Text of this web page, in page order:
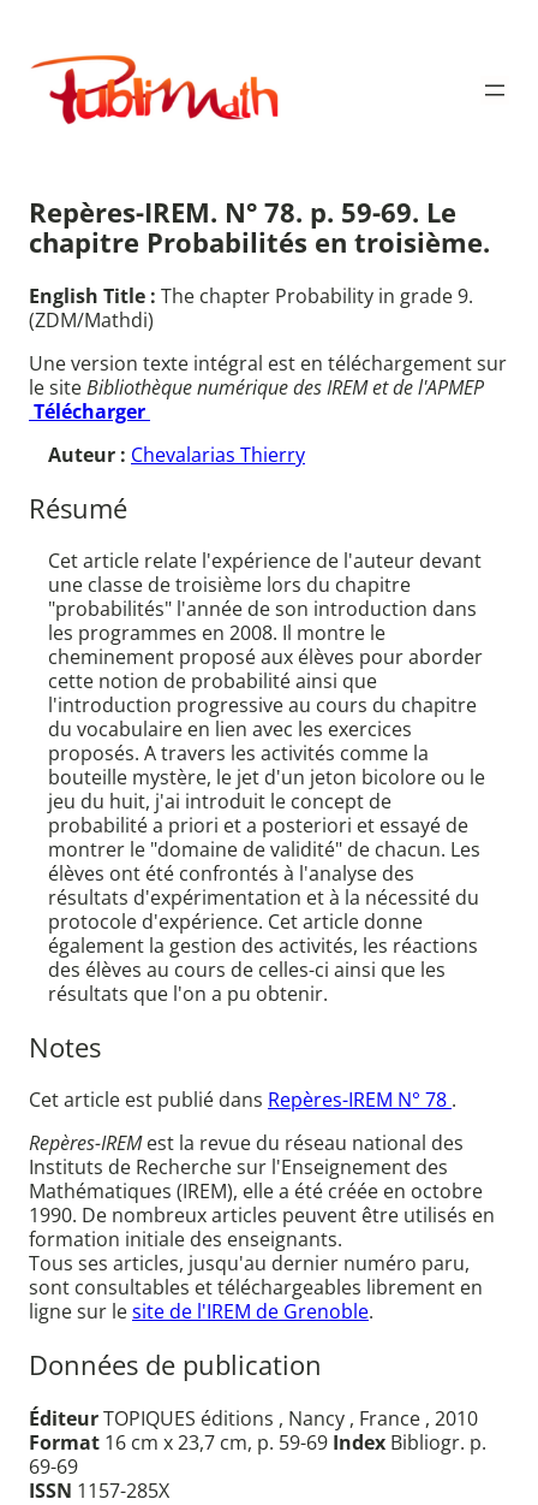
contenu
Publimath
Repères-IREM. N° 78. p. 59-69. Le
chapitre Probabilités en troisième.
English Title : The chapter Probability in grade 9.
(ZDM/Mathdi)
Une version texte intégral est en téléchargement sur
le siteBibliothèque numérique des IREM et de l'APMEP
Télécharger
Auteur : Chevalarias Thierry
Résumé
Cet article relate l'expérience de l'auteur devant
une classe de troisième lors du chapitre
"probabilités" l'année de son introduction dans
les programmes en 2008. Il montre le
cheminement proposé aux élèves pour aborder
cette notion de probabilité ainsi que
l'introduction progressive au cours du chapitre
du vocabulaire en lien avec les exercices
proposés. A travers les activités comme la
bouteille mystère, le jet d'un jeton bicolore ou le
jeu du huit, j'ai introduit le concept de
probabilité a priori et a posteriori et essayé de
montrer le "domaine de validité" de chacun. Les
élèves ont été confrontés à l'analyse des
résultats d'expérimentation et à la nécessité du
protocole d'expérience. Cet article donne
également la gestion des activités, les réactions
des élèves au cours de celles-ci ainsi que les
résultats que l'on a pu obtenir.
Notes
Cet article est publié dans Repères-IREM N° 78 .
Repères-IREMest la revue du réseau national des
Instituts de Recherche sur l'Enseignement des
Mathématiques (IREM), elle a été créée en octobre
1990. De nombreux articles peuvent être utilisés en
formation initiale des enseignants.
Tous ses articles, jusqu'au dernier numéro paru,
sont consultables et téléchargeables librement en
ligne sur lesite de l'IREM de Grenoble.
Données de publication
ÉditeurTOPIQUES éditions , Nancy , France , 2010
Format 16 cm x 23,7 cm, p. 59-69 Index Bibliogr. p.
69-69
ISSN 1157-285X